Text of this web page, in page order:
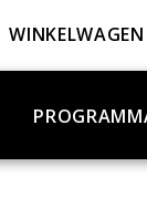
WINKELWAGEN